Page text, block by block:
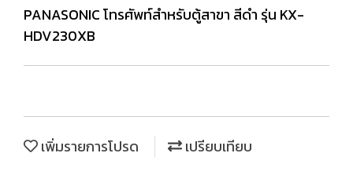
PANASONIC โทรศัพท์สำหรับตู้สาขา สีดำ รุ่น KX-
HDV230XB
เพิ่มรายการโปรด
เปรียบเทียบ